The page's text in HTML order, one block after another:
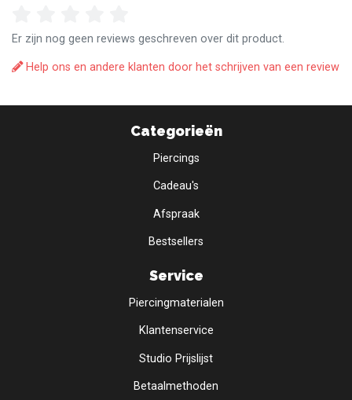
Er zijn nog geen reviews geschreven over dit product.
Help ons en andere klanten door het schrijven van een review
Categorieën
Piercings
Cadeau's
Afspraak
Bestsellers
Service
Piercingmaterialen
Klantenservice
Studio Prijslijst
Betaalmethoden